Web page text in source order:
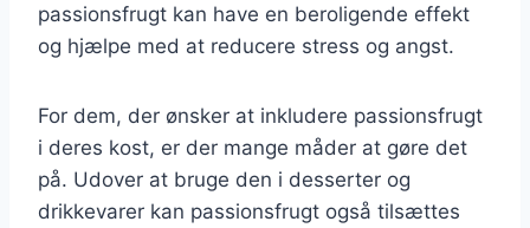
passionsfrugt kan have en beroligende effekt
og hjælpe med at reducere stress og angst.
For dem, der ønsker at inkludere passionsfrugt
i deres kost, er der mange måder at gøre det
på. Udover at bruge den i desserter og
drikkevarer kan passionsfrugt også tilsættes